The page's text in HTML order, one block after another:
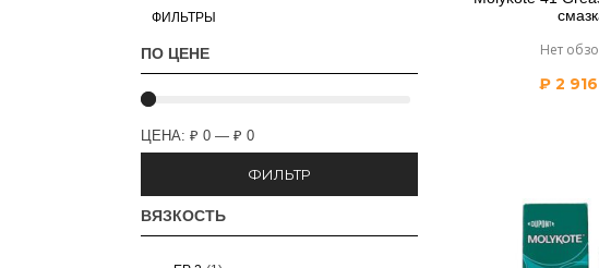
ФИЛЬТРЫ
ПО ЦЕНЕ
ЦЕНА: ₽ 0 — ₽ 0
ФИЛЬТР
ВЯЗКОСТЬ
Нет
₽ 2